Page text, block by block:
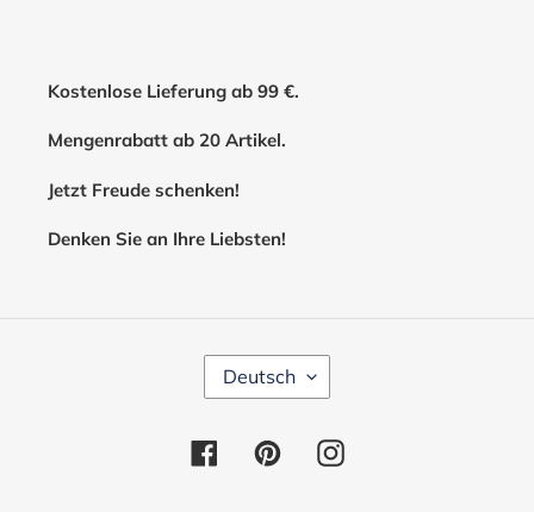
Kostenlose Lieferung ab 99 €.
Mengenrabatt ab 20 Artikel.
Jetzt Freude schenken!
Denken Sie an Ihre Liebsten!
S
C
H
Deutsch
FacebookPinterestInstagram